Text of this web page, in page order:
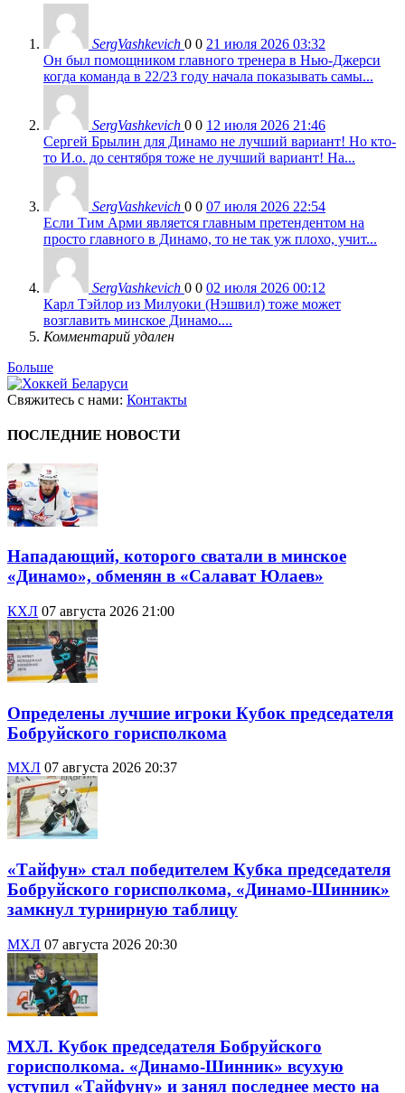
SergVashkevich 0 0 21 июля 2026 03:32
Он был помощником главного тренера в Нью-Джерси
когда команда в 22/23 году начала показывать самы...
SergVashkevich 0 0 12 июля 2026 21:46
Сергей Брылин для Динамо не лучший вариант! Но кто-
то И.о. до сентября тоже не лучший вариант! На...
SergVashkevich 0 0 07 июля 2026 22:54
Если Тим Арми является главным претендентом на
просто главного в Динамо, то не так уж плохо, учит...
SergVashkevich 0 0 02 июля 2026 00:12
Карл Тэйлор из Милуоки (Нэшвил) тоже может
возглавить минское Динамо....
Комментарий удален
Больше
Свяжитесь с нами: Контакты
ПОСЛЕДНИЕ НОВОСТИ
Нападающий, которого сватали в минское
«Динамо», обменян в «Салават Юлаев»
КХЛ 07 августа 2026 21:00
Определены лучшие игроки Кубок председателя
Бобруйского горисполкома
МХЛ 07 августа 2026 20:37
«Тайфун» стал победителем Кубка председателя
Бобруйского горисполкома, «Динамо-Шинник»
замкнул турнирную таблицу
МХЛ 07 августа 2026 20:30
МХЛ. Кубок председателя Бобруйского
горисполкома. «Динамо-Шинник» всухую
уступил «Тайфуну» и занял последнее место на